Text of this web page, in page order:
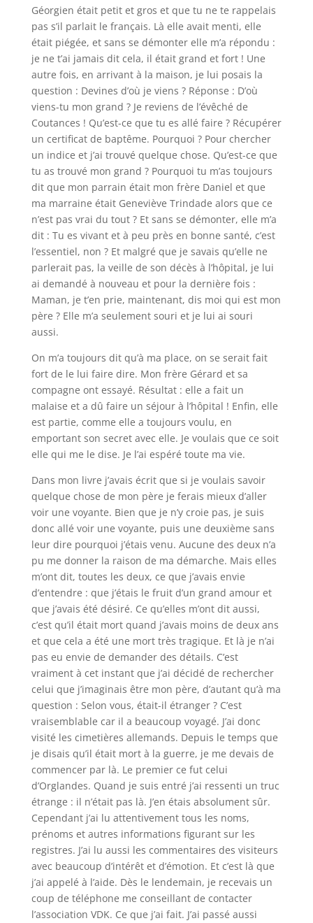
Géorgien était petit et gros et que tu ne te rappelais
pas s’il parlait le français. Là elle avait menti, elle
était piégée, et sans se démonter elle m’a répondu :
je ne t’ai jamais dit cela, il était grand et fort ! Une
autre fois, en arrivant à la maison, je lui posais la
question : Devines d’où je viens ? Réponse : D’où
viens-tu mon grand ? Je reviens de l’évêché de
Coutances ! Qu’est-ce que tu es allé faire ? Récupérer
un certificat de baptême. Pourquoi ? Pour chercher
un indice et j’ai trouvé quelque chose. Qu’est-ce que
tu as trouvé mon grand ? Pourquoi tu m’as toujours
dit que mon parrain était mon frère Daniel et que
ma marraine était Geneviève Trindade alors que ce
n’est pas vrai du tout ? Et sans se démonter, elle m’a
dit : Tu es vivant et à peu près en bonne santé, c’est
l’essentiel, non ? Et malgré que je savais qu’elle ne
parlerait pas, la veille de son décès à l’hôpital, je lui
ai demandé à nouveau et pour la dernière fois :
Maman, je t’en prie, maintenant, dis moi qui est mon
père ? Elle m’a seulement souri et je lui ai souri
aussi.
On m’a toujours dit qu’à ma place, on se serait fait
fort de le lui faire dire. Mon frère Gérard et sa
compagne ont essayé. Résultat : elle a fait un
malaise et a dû faire un séjour à l’hôpital ! Enfin, elle
est partie, comme elle a toujours voulu, en
emportant son secret avec elle. Je voulais que ce soit
elle qui me le dise. Je l’ai espéré toute ma vie.
Dans mon livre j’avais écrit que si je voulais savoir
quelque chose de mon père je ferais mieux d’aller
voir une voyante. Bien que je n’y croie pas, je suis
donc allé voir une voyante, puis une deuxième sans
leur dire pourquoi j’étais venu. Aucune des deux n’a
pu me donner la raison de ma démarche. Mais elles
m’ont dit, toutes les deux, ce que j’avais envie
d’entendre : que j’étais le fruit d’un grand amour et
que j’avais été désiré. Ce qu’elles m’ont dit aussi,
c’est qu’il était mort quand j’avais moins de deux ans
et que cela a été une mort très tragique. Et là je n’ai
pas eu envie de demander des détails. C’est
vraiment à cet instant que j’ai décidé de rechercher
celui que j’imaginais être mon père, d’autant qu’à ma
question : Selon vous, était-il étranger ? C’est
vraisemblable car il a beaucoup voyagé. J’ai donc
visité les cimetières allemands. Depuis le temps que
je disais qu’il était mort à la guerre, je me devais de
commencer par là. Le premier ce fut celui
d’Orglandes. Quand je suis entré j’ai ressenti un truc
étrange : il n’était pas là. J’en étais absolument sûr.
Cependant j’ai lu attentivement tous les noms,
prénoms et autres informations figurant sur les
registres. J’ai lu aussi les commentaires des visiteurs
avec beaucoup d’intérêt et d’émotion. Et c’est là que
j’ai appelé à l’aide. Dès le lendemain, je recevais un
coup de téléphone me conseillant de contacter
l’association VDK. Ce que j’ai fait. J’ai passé aussi